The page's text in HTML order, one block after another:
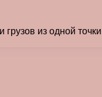
из одной